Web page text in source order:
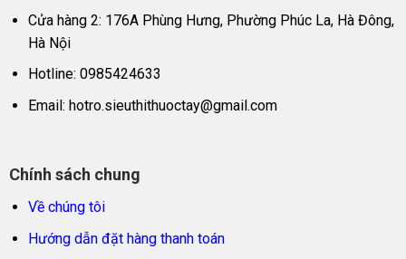
Cửa hàng 2: 176A Phùng Hưng, Phường Phúc La, Hà Đông,
Hà Nội
Hotline: 0985424633
Email: hotro.sieuthithuoctay@gmail.com
Chính sách chung
Về chúng tôi
Hướng dẫn đặt hàng thanh toán